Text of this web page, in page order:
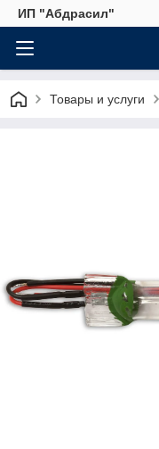
ИП "Абдрасил"
Товары и услуги